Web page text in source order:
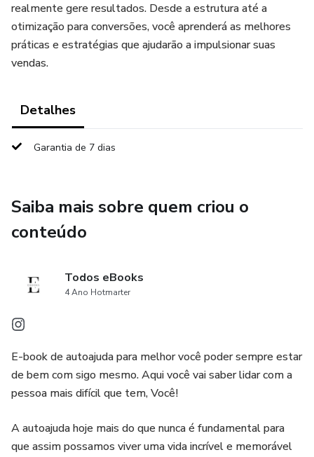
realmente gere resultados. Desde a estrutura até a
otimização para conversões, você aprenderá as melhores
práticas e estratégias que ajudarão a impulsionar suas
vendas.
Detalhes
Garantia de 7 dias
Saiba mais sobre quem criou o
conteúdo
Todos eBooks
4 Ano Hotmarter
E-book de autoajuda para melhor você poder sempre estar
de bem com sigo mesmo. Aqui você vai saber lidar com a
pessoa mais difícil que tem, Você!
A autoajuda hoje mais do que nunca é fundamental para
que assim possamos viver uma vida incrível e memorável